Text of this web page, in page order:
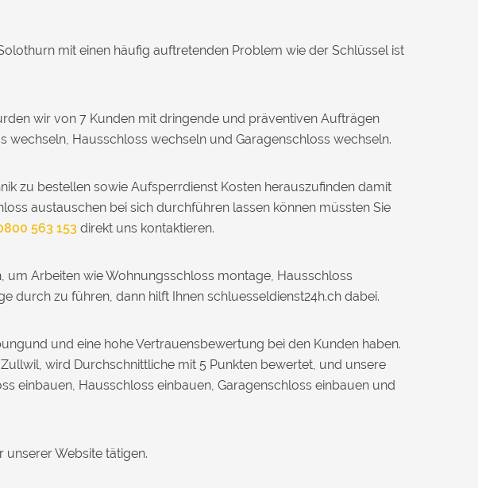
mit einen häufig auftretenden Problem wie der Schlüssel ist
wir von 7 Kunden mit dringende und präventiven Aufträgen
Hausschloss wechseln und Garagenschloss wechseln.
zu bestellen sowie Aufsperrdienst Kosten herauszufinden damit
austauschen bei sich durchführen lassen können müssten Sie
563 153 direkt uns kontaktieren.
um Arbeiten wie Wohnungsschloss montage, Hausschloss
durch zu führen, dann hilft Ihnen schluesseldienst24h.ch dabei.
und eine hohe Vertrauensbewertung bei den Kunden haben.
wird Durchschnittliche mit 5 Punkten bewertet, und unsere
einbauen, Hausschloss einbauen, Garagenschloss einbauen und
unserer Website tätigen.